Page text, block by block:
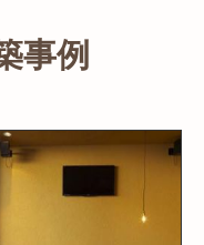
事例